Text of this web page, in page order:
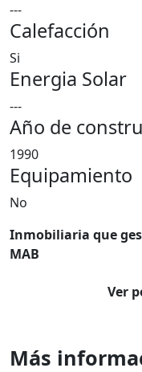
---
Calefacción
Si
Energia Solar
---
Año de
1990
Equipamiento
No
Inmobiliaria que
MAB
Ver
Más